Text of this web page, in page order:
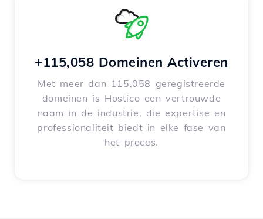
+115,058 Domeinen Activeren
Met meer dan 115,058 geregistreerde
domeinen is Hostico een vertrouwde
naam in de industrie, die expertise en
professionaliteit biedt in elke fase van
het proces.